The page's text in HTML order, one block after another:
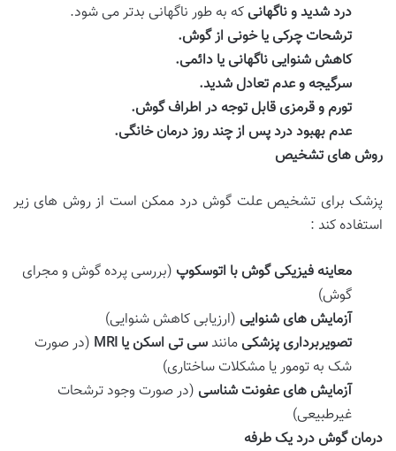
درد شدید و ناگهانی که به طور ناگهانی بدتر می شود.
ترشحات چرکی یا خونی از گوش.
کاهش شنوایی ناگهانی یا دائمی.
سرگیجه و عدم تعادل شدید.
تورم و قرمزی قابل توجه در اطراف گوش.
عدم بهبود درد پس از چند روز درمان خانگی.
روش های تشخیص
پزشک برای تشخیص علت گوش درد ممکن است از روش های زیر
استفاده کند :
معاینه فیزیکی گوش با اتوسکوپ (بررسی پرده گوش و مجرای
گوش)
آزمایش های شنوایی (ارزیابی کاهش شنوایی)
تصویربرداری پزشکی مانند سی تی اسکن یا
(در صورت
شک به تومور یا مشکلات ساختاری)
آزمایش های عفونت شناسی (در صورت وجود ترشحات
غیرطبیعی)
درمان گوش درد یک طرفه